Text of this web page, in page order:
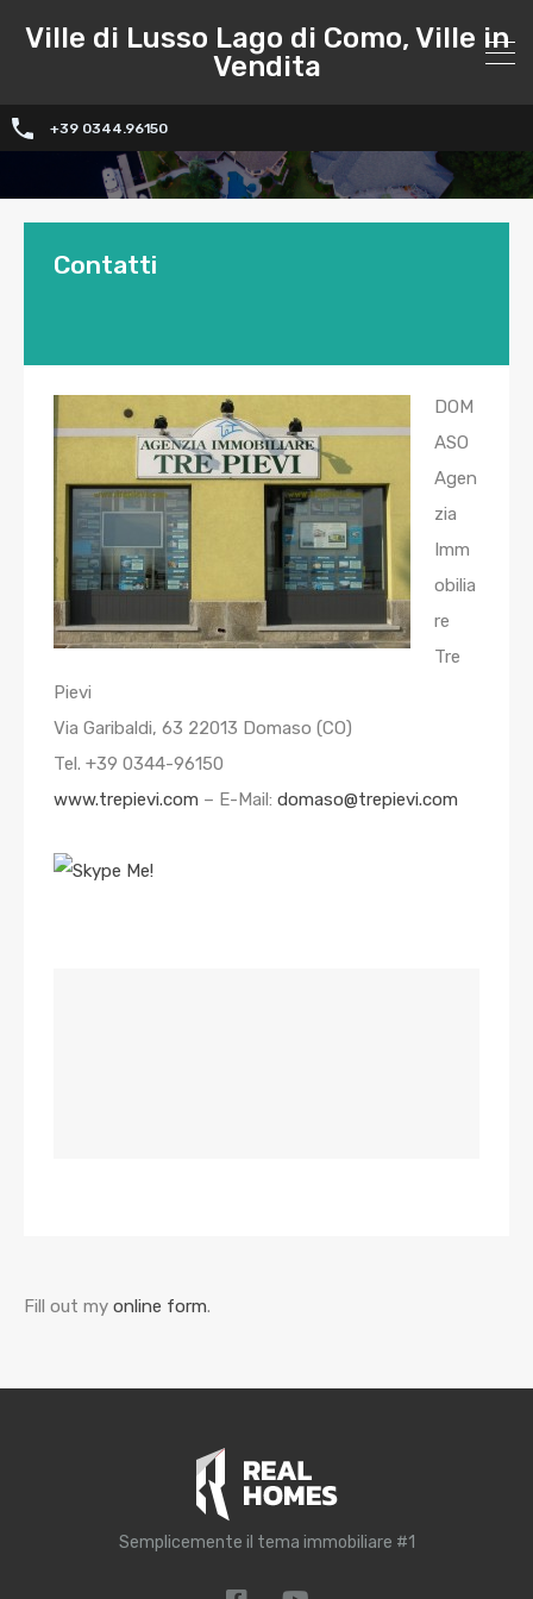
Ville di Lusso Lago di Como, Ville in
Vendita
+39 0344.96150
Contatti
DOM
ASO
Agen
zia
Imm
obilia
re
Tre
Pievi
Via Garibaldi, 63 22013 Domaso (CO)
Tel. +39 0344-96150
www.trepievi.com – E-Mail: domaso@trepievi.com
Fill out my online form.
Semplicemente il tema immobiliare #1